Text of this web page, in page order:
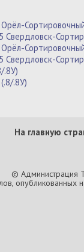
.8У)
.8У)
На главную
© Администрация
опубликованных